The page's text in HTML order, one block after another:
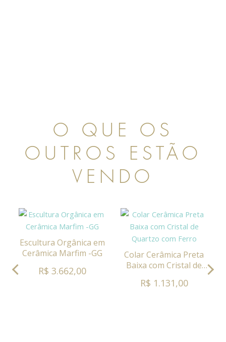
O QUE OS
OUTROS ESTÃO
VENDO
Escultura Orgânica em
Cerâmica Marfim -GG
R$ 3.662,00
Colar Cerâmica Preta
Baixa com Cristal de
R$ 1.131,00